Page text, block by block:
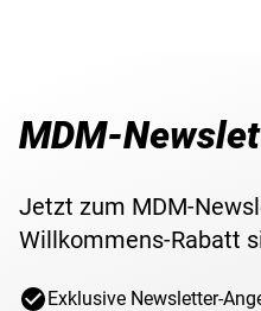
MDM-
Jetzt zum MDM-
Willkommens-Rabatt
Exklusive Newsletter-